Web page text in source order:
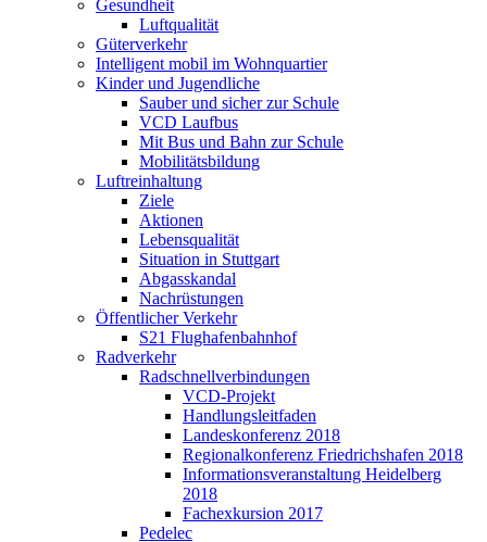
Gesundheit
Luftqualität
Güterverkehr
Intelligent mobil im Wohnquartier
Kinder und Jugendliche
Sauber und sicher zur Schule
VCD Laufbus
Mit Bus und Bahn zur Schule
Mobilitätsbildung
Luftreinhaltung
Ziele
Aktionen
Lebensqualität
Situation in Stuttgart
Abgasskandal
Nachrüstungen
Öffentlicher Verkehr
S21 Flughafenbahnhof
Radverkehr
Radschnellverbindungen
VCD-Projekt
Handlungsleitfaden
Landeskonferenz 2018
Regionalkonferenz Friedrichshafen 2018
Informationsveranstaltung Heidelberg
2018
Fachexkursion 2017
Pedelec